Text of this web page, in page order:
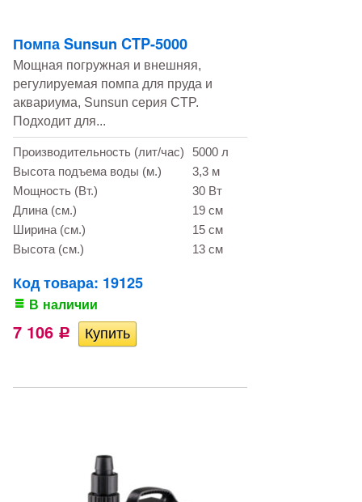
Помпа Sunsun CTP-5000
Мощная погружная и внешняя,
регулируемая помпа для пруда и
аквариума, Sunsun серия CTP.
Подходит для...
Производительность (лит/час)
5000 л
Высота подъема воды (м.)
3,3 м
Мощность (Вт.)
30 Вт
Длина (см.)
19 см
Ширина (см.)
15 см
Высота (см.)
13 см
Код товара: 19125
В наличии
7 106 Р